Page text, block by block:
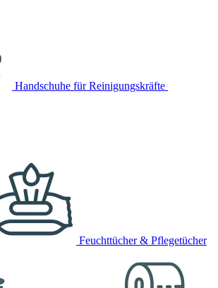
Handschuhe für Reinigungskräfte
Feuchttücher & Pflegetücher